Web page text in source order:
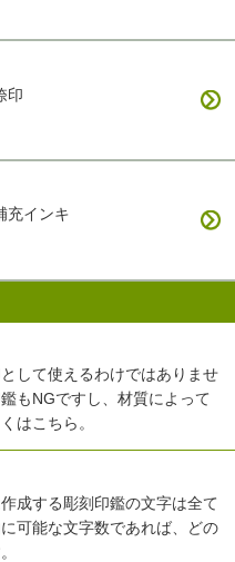
印
充インキ
して使えるわけではありませ
もNGですし、材質によって
はこちら 。
成する彫刻印鑑の文字は全て
可能な文字数であれば、どの